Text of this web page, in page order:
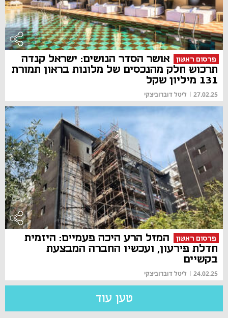
פרסום ראשון
אושר הסדר הנושים: ישראל קנדה
תרכוש חלק מהנכסים של מלונות בראון תמורת
131 מיליון שקל
27.02.25
| ליטל דוברוביצקי
פרסום ראשון
המזל הרע היכה פעמיים: היזמית
חדלת פירעון, ועכשיו החברה המבצעת
בקשיים
24.02.25
| ליטל דוברוביצקי
טען עוד